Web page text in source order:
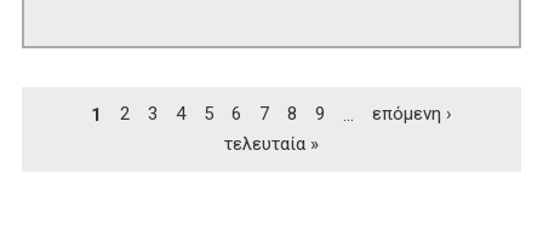
1 2 3 4 5 6 7 8 9
επόμενη ›
τελευταία »